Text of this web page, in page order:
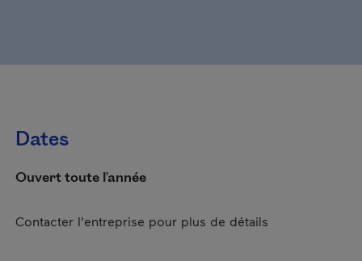
Dates
Ouvert toute l'année
Contacter l'entreprise pour plus de détails